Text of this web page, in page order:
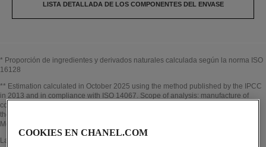
LISTA DETALLADA DE LOS COMPONENTES DEL ENVASE
* Proporción de ingredientes y derivados naturales calculada según la norma ISO
16128
Volver al título↩
** Estimation calculated in October 2025 using the method published by the IPCC
in 2013 and in compliance with ISO 14067. Scope of analysis: manufacture of
cosmetic ingredients and packaging components, production, distribution, use of
the product (if relevant to the product) and end of life of the packaging.
Methodology verified by Bureau Veritas.
Volver al título↩
La sección EN EL CORAZÓN DEL PRODUCTO se ha elaborado a partir de
COOKIES EN CHANEL.COM